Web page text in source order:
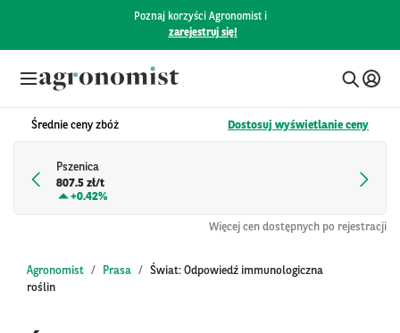
Poznaj korzyści Agronomist i
zarejestruj się!
Średnie ceny zbóż Dostosuj wyświetlanie ceny
Pszenica
807.5 zł/t
+0.42%
Więcej cen dostępnych po rejestracji
Agronomist Prasa
Świat: Odpowiedź immunologiczna
roślin